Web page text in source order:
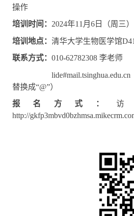
操作
培训时间： 2024年11月6 日 （周三）
培训地点： 清华大学生物医学馆
联系方式： 010-62782308 李老师
替换成“@”）
报名方式：
http://